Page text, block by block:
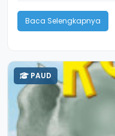
Baca Selengkapnya
PAUD